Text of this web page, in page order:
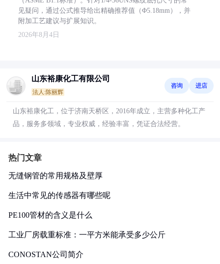
见疑问，通过公式推导给出精确推荐值（Φ5.18mm），并
附加工艺建议与扩展知识。
2026年8月4日
山东裕康化工有限公司
法人:陈丽辉
咨询 进店
山东裕康化工，位于济南天桥区，2016年成立，主营多种化工产
品，服务多领域，专业权威，经验丰富，凭证合法经营。
热门文章
无缝钢管的常用规格及壁厚
生活中常见的传感器有哪些呢
PE100管材的含义是什么
工业厂房载重标准：一平方米能承受多少公斤
CONOSTAN公司简介